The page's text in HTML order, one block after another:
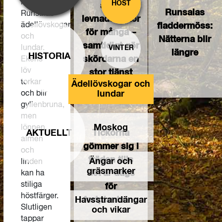
i
Runsalas
ädellövskogar
och
lundar.
Ekens
löv
torkar
och blir
gyllenbruna,
men
lönnen,
almen
och
linden
kan ha
stiliga
höstfärger.
Slutligen
tappar
är ett
levnadsvillkor
för många –
samtidigt gör
skördarna en
stor tjänst
Tickorna
gömmer sig i
träden tills
det är dags
för
fortplantning
Runsalas
fladdermöss:
Nätterna blir
längre
HISTORIA
AKTUELLT
HÖST
VINTER
Ädellövskogar och
lundar
Moskog
Ängar och
gräsmarker
Havsstrandängar
och vikar